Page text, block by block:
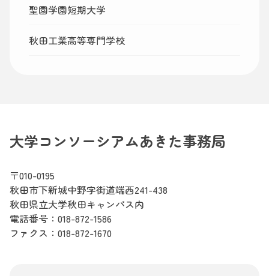
聖園学園短期大学
秋田工業高等専門学校
大学コンソーシアムあきた事務局
〒010-0195
秋田市下新城中野字街道端西241-438
秋田県立大学秋田キャンパス内
電話番号： 018-872-1586
ファクス：018-872-1670